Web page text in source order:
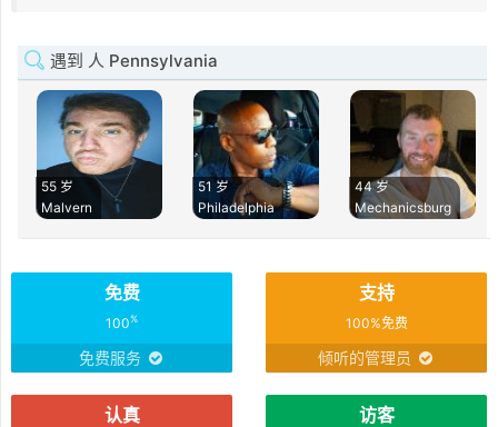
遇到 人 Pennsylvania
55 岁
Malvern
51 岁
Philadelphia
44 岁
Mechanicsburg
免费
100%
免费服务
支持
100%免费
倾听的管理员
认真 访客